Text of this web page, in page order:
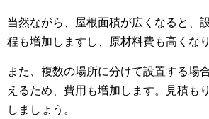
当然ながら、屋根面積が広くなると、
程も増加しますし、原材料費も高くなり
また、複数の場所に分けて設置する場
えるため、費用も増加します。見積も
しましょう。